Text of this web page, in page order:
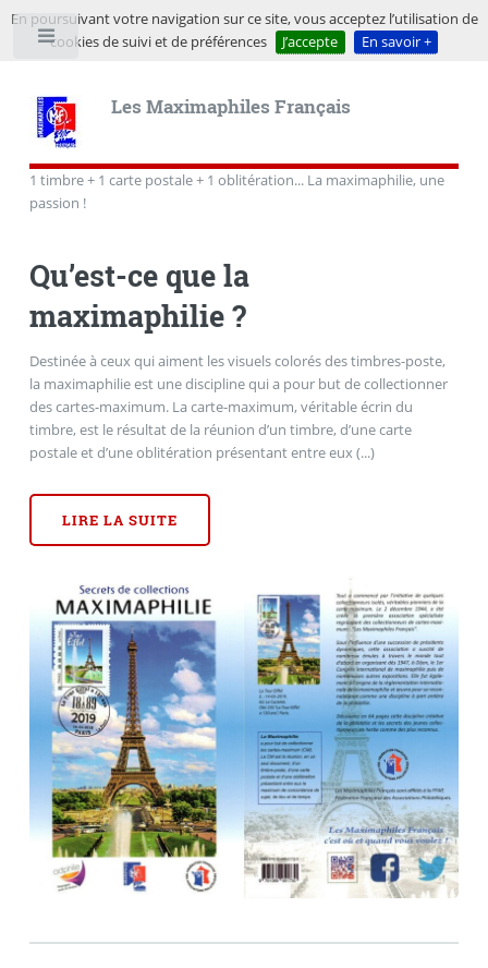
En poursuivant votre navigation sur ce site, vous acceptez l’utilisation de
cookies de suivi et de préférences
J’accepte En savoir +
Les Maximaphiles Français
1 timbre + 1 carte postale + 1 oblitération... La maximaphilie, une
passion !
Qu’est-ce que la
maximaphilie ?
Destinée à ceux qui aiment les visuels colorés des timbres-poste,
la maximaphilie est une discipline qui a pour but de collectionner
des cartes-maximum. La carte-maximum, véritable écrin du
timbre, est le résultat de la réunion d’un timbre, d’une carte
postale et d’une oblitération présentant entre eux (...)
LIRE LA SUITE
Toggle